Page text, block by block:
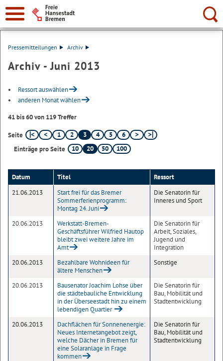
Suche:
Pressemitteilungen Archiv
Archiv - Juni 2013
Ressort auswählen
anderen Monat wählen
41 bis 60 von 119 Treffer
Seite 1 2 3 4 5
6
Einträge pro Seite
10 20 50 100
Datum Titel
Ressort
21.06.2013
Start frei für das Bremer
Sommerferienprogramm:
Montag 24. Juni
Die Senatorin für
Inneres und Sport
20.06.2013
Werkstatt-Bremen-
Geschäftsführer Wilfried Hautop
bleibt zwei weitere Jahre im
Amt
Die Senatorin für
Arbeit, Soziales,
Jugend und
Integration
20.06.2013
Bezahlbare Wohnideen für
ältere Menschen
Sonstige
20.06.2013
Bausenator Joachim Lohse über
die städtebauliche Entwicklung
in der Überseestadt hin zu einem
lebendigen Quartier
Die Senatorin für
Bau, Mobilität und
Stadtentwicklung
20.06.2013
Dachflächen für Sonnenenergie:
Neues Internetangebot zeigt,
welche Dächer in Bremen für
eine Solaranlage in Frage
kommen
Die Senatorin für
Bau, Mobilität und
Stadtentwicklung